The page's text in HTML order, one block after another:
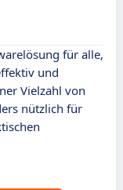
für alle,
und
Vielzahl von
nützlich für